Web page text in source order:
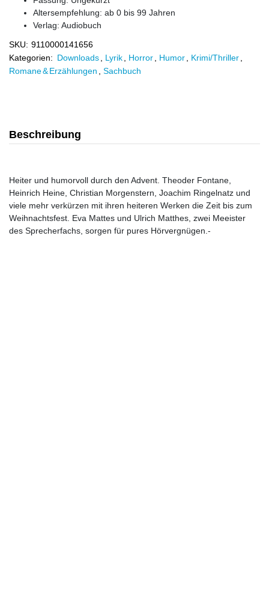
Altersempfehlung: ab 0 bis 99 Jahren
Verlag: Audiobuch
SKU: 9110000141656
Kategorien: Downloads Lyrik Horror Humor Krimi/Thriller
Romane & Erzählungen
Sachbuch
Beschreibung
Heiter und humorvoll durch den Advent. Theoder Fontane,
Heinrich Heine, Christian Morgenstern, Joachim Ringelnatz und
viele mehr verkürzen mit ihren heiteren Werken die Zeit bis zum
Weihnachtsfest. Eva Mattes und Ulrich Matthes, zwei Meeister
des Sprecherfachs, sorgen für pures Hörvergnügen.-